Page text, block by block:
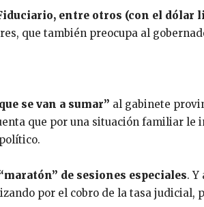
entre otros (con el dólar
que también preocupa al
se van a sumar” al gabinete
que por una situación familiar le
de sesiones especiales. Y
por el cobro de la tasa judicial,